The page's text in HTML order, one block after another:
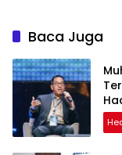
Baca Juga